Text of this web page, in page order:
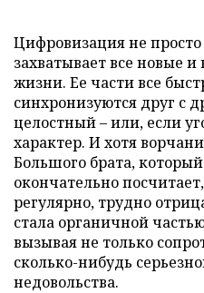
Цифровизация не
захватывает все новые
жизни. Ее части все
синхронизуются друг с
целостный – или, если
характер. И хотя
Большого брата, который
окончательно
регулярно, трудно
стала органичной
вызывая не только
сколько-нибудь
недовольства.